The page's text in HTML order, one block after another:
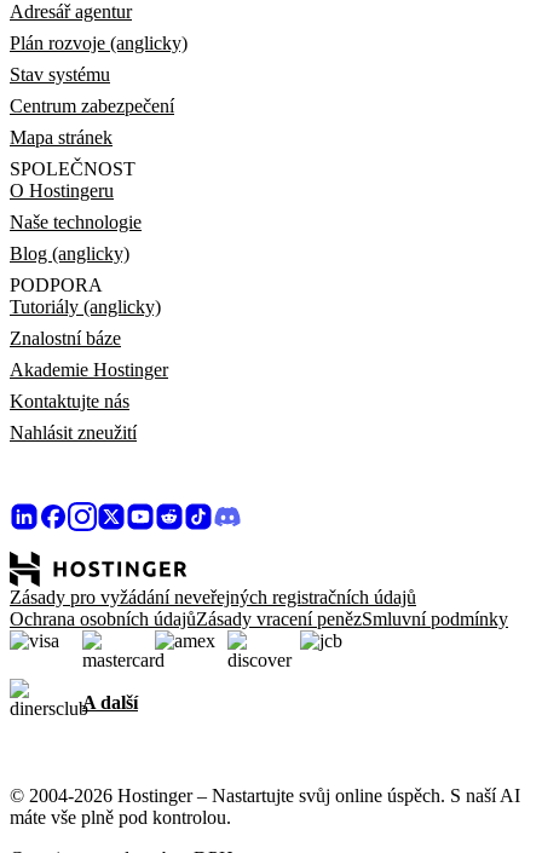
Adresář agentur
Plán rozvoje (anglicky)
Stav systému
Centrum zabezpečení
Mapa stránek
SPOLEČNOST
O Hostingeru
Naše technologie
Blog (anglicky)
PODPORA
Tutoriály (anglicky)
Znalostní báze
Akademie Hostinger
Kontaktujte nás
Nahlásit zneužití
Zásady pro vyžádání neveřejných registračních údajů
Ochrana osobních údajůZásady vracení penězSmluvní podmínky
A další
© 2004-2026 Hostinger – Nastartujte svůj online úspěch. S naší AI
máte vše plně pod kontrolou.